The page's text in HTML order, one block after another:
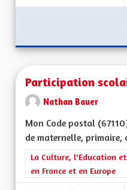
Participation
Nathan Bauer
Mon Code postal
de maternelle, primaire,
Filtrer les résultats de la
La Culture, l'Education
en France et en Europe